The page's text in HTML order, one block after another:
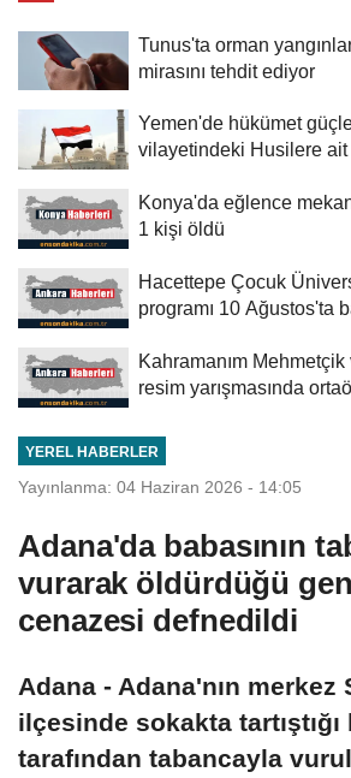
Tunus'ta orman
mirasını tehdit ediyor
Yemen'de hükümet
vilayetindeki Husilere ait
Konya'da eğlence
1 kişi öldü
Hacettepe Çocuk
programı 10 Ağustos'ta
Kahramanım Mehmetçik
resim yarışmasında
YEREL HABERLER
Yayınlanma: 04 Haziran 2026 - 14:05
Adana'da babasının
vurarak öldürdüğü
cenazesi defnedildi
Adana - Adana'nın merkez
ilçesinde sokakta tartıştığı
tarafından tabancayla